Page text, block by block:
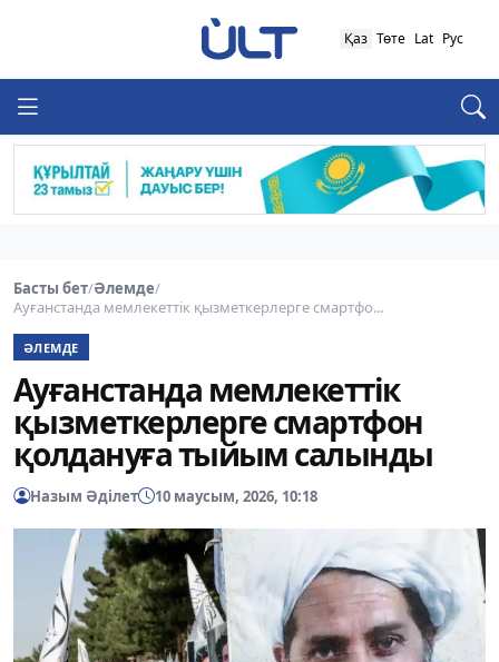
Қаз Төте Lat Рус
Басты бет/Әлемде/
Ауғанстанда мемлекеттік қызметкерлерге смартфо...
ӘЛЕМДЕ
Ауғанстанда мемлекеттік
қызметкерлерге смартфон
қолдануға тыйым салынды
Назым Әділет 10 маусым, 2026, 10:18